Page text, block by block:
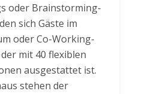
oder Brainstorming-
sich Gäste im
oder Co-Working-
mit 40 flexiblen
ausgestattet ist.
stehen der